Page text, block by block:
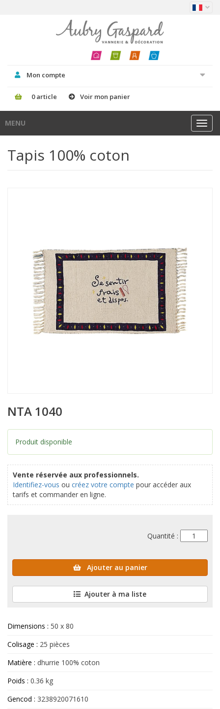
Mon compte
0 article Voir mon panier
MENU
Tapis 100% coton
NTA 1040
Produit disponible
Vente réservée aux professionnels.
Identifiez-vous ou créez votre compte pour accéder aux
tarifs et commander en ligne.
Quantité :
Ajouter au panier
Ajouter à ma liste
Dimensions : 50 x 80
Colisage : 25 pièces
Matière : dhurrie 100% coton
Poids : 0.36 kg
Gencod : 3238920071610